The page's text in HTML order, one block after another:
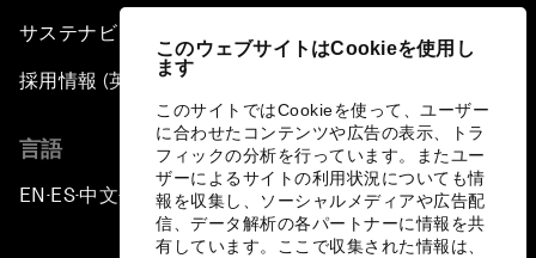
このウェブサイトはCookieを使用し
ます
このサイトではCookieを使って、ユーザー
に合わせたコンテンツや広告の表示、トラ
フィックの分析を行っています。またユー
ザーによるサイトの利用状況についても情
報を収集し、ソーシャルメディアや広告配
信、データ解析の各パートナーに情報を共
有しています。ここで収集された情報は、
サステナビリティへの取り組み
採用情報 (英語のみ)
言語
EN ▪ES▪中文▪ 日本語